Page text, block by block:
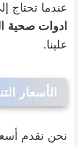
عندما تحتاج
ادوات صحية
علينا.
الأسعار
نحن نقدم